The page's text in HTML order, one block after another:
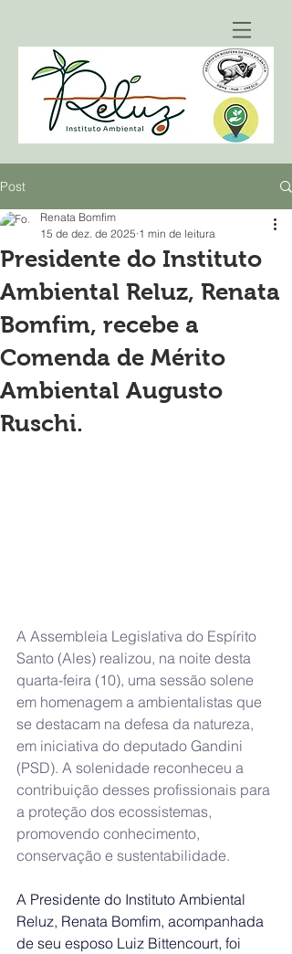
Post
Presidente do Instituto
Ambiental Reluz, Renata
Bomfim, recebe a
Comenda de Mérito
Ambiental Augusto
Ruschi.
Renata Bomfim
15 de dez. de 2025 1 min de leitura
A Assembleia Legislativa do Espírito
Santo (Ales) realizou, na noite desta
quarta-feira (10), uma sessão solene
em homenagem a ambientalistas que
se destacam na defesa da natureza,
em iniciativa do deputado Gandini
(PSD). A solenidade reconheceu a
contribuição desses profissionais para
a proteção dos ecossistemas,
promovendo conhecimento,
conservação e sustentabilidade.
A Presidente do Instituto Ambiental
Reluz, Renata Bomfim, acompanhada
de seu esposo Luiz Bittencourt, foi